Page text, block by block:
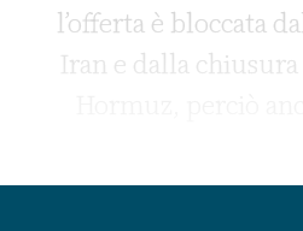
l’offerta è bloccata
Iran e dalla